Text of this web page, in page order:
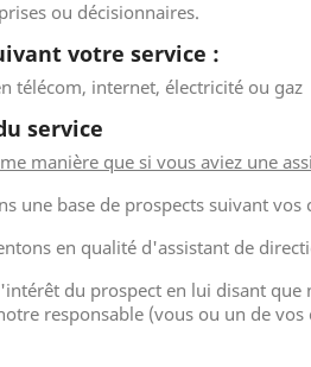
ou décisionnaires.
votre service :
télécom, internet, électricité ou gaz
service
manière que si vous aviez une
une base de prospects suivant
en qualité d'assistant de
du prospect en lui disant
responsable (vous ou un de